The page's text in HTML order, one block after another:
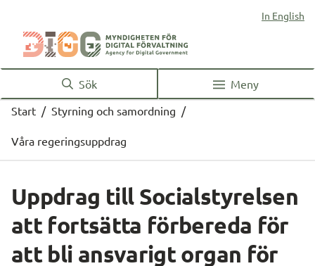
In English
Sök
Meny
Start / Styrning och samordning /
Våra regeringsuppdrag
Uppdrag till Socialstyrelsen
att fortsätta förbereda för
att bli ansvarigt organ för